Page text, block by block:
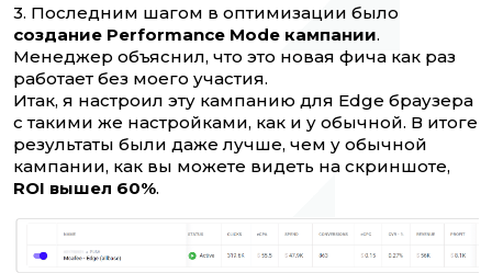
3. Последним шагом в оптимизации было
создание Performance Mode кампании.
Менеджер объяснил, что это новая фича как раз
работает без моего участия.
Итак, я настроил эту кампанию для Edge браузера
с такими же настройками, как и у обычной. В итоге
результаты были даже лучше, чем у обычной
кампании, как вы можете видеть на скриншоте,
ROI вышел 60%.